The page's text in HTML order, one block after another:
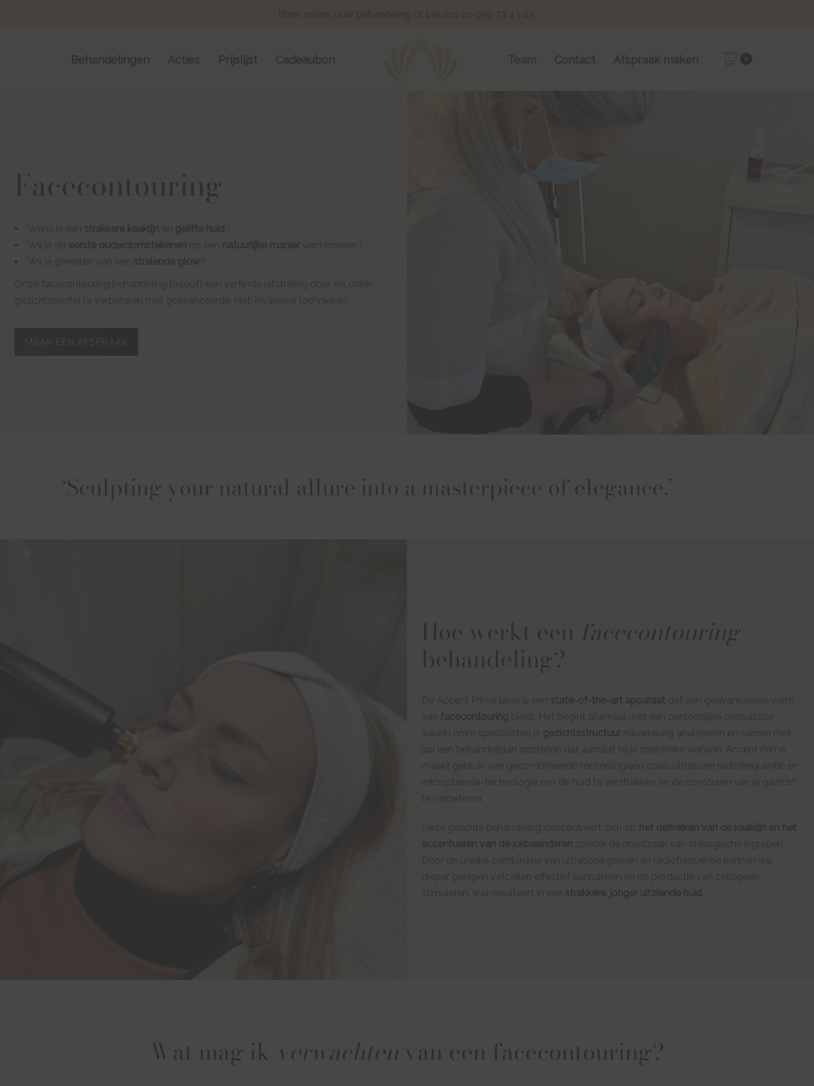
Behandelingen Acties Prijslijst Cadeaubon Team Contact Afspraak maken 0
Facecontouring
Wens je een strakkere kaaklijn en gelifte huid
Wil je de eerste ouderdomstekenen op een natuurlijke manier verminderen?
Wil je genieten van een stralende glow
Onze facecontouring behandeling belooft een verfijnde uitstraling door elk uniek
gezichtsprofiel te verbeteren met geavanceerde, niet-invasieve technieken.
MAAK EEN AFSPRAAK
‘Sculpting your natural allure into a masterpiece of elegance.’
Hoe werkt een facecontouring
behandeling?
De Accent Prime laser is een state-of-the-art apparaat dat een geavanceerde vorm
van facecontouring biedt. Het begint allemaal met een persoonlijke consultatie,
waarin onze specialisten je gezichtsstructuur nauwkeurig analyseren en samen met
jou een behandelplan opstellen dat aansluit bij je specifieke wensen. Accent Prime
maakt gebruik van gecombineerde technologieën zoals ultrasone radiofrequentie en
microplasma-technologie om de huid te verstrakken en de contouren van je gezicht
te verbeteren.
Deze gerichte behandeling concentreert zich op het definiëren van de kaaklijn en het
accentueren van de jukbeenderen zonder de noodzaak van chirurgische ingrepen.
Door de unieke combinatie van ultrasone golven en radiofrequentie kunnen we
dieper gelegen vetcellen effectief aanpakken en de productie van collageen
stimuleren, wat resulteert in een strakkere, jonger uitziende huid
Wat mag ik verwachtenvan een facecontouring?